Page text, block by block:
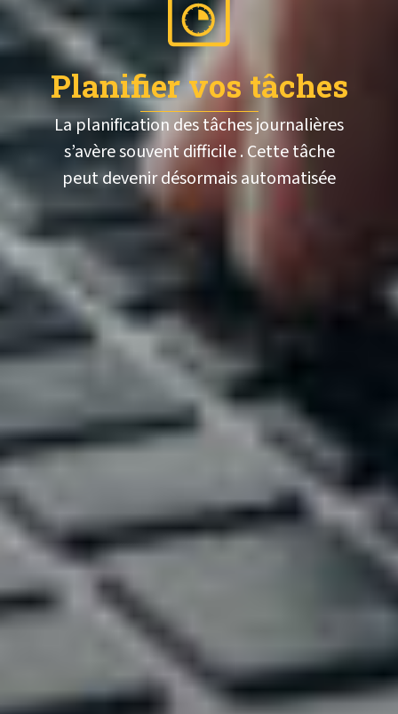
Planifier vos tâches
La planification des tâches journalières
s’avère souvent difficile . Cette tâche
peut devenir désormais automatisée